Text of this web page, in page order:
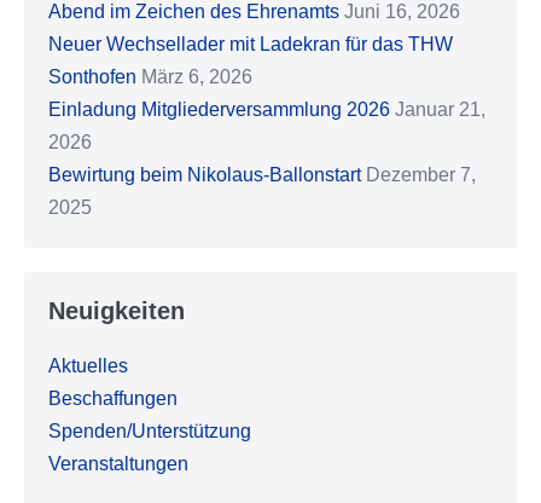
Abend im Zeichen des Ehrenamts Juni 16, 2026
Neuer Wechsellader mit Ladekran für das THW
Sonthofen März 6, 2026
Einladung Mitgliederversammlung 2026 Januar 21,
2026
Bewirtung beim Nikolaus-Ballonstart Dezember 7,
2025
Neuigkeiten
Aktuelles
Beschaffungen
Spenden/Unterstützung
Veranstaltungen